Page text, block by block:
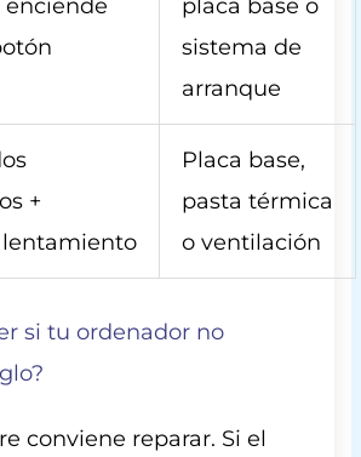
enciende
placa base o
sistema de
arranque
+
Placa base,
pasta térmica
o ventilación
si tu ordenador no
conviene reparar. Si el